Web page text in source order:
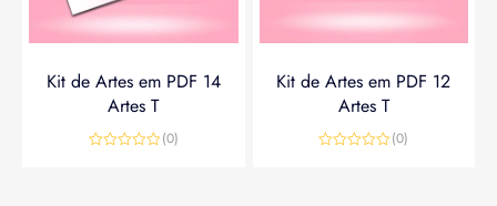
Kit de Artes em PDF 14
Artes T
(0)
Kit de Artes em PDF 12
Artes T
(0)